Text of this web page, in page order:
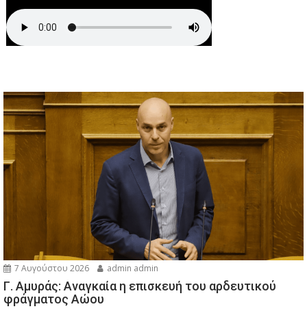
7 Αυγούστου 2026 admin admin
Γ. Αμυράς: Αναγκαία η επισκευή του αρδευτικού
φράγματος Αώου